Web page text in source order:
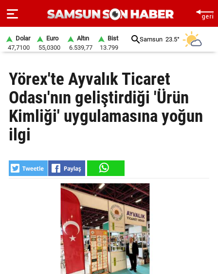
SAYFA
SAMSUN
HABER
SAMSUNSPOR
SİYASET
Dolar
47,7100
Euro
55,0300
Altın
6.539,77
Bist
13.799
Samsun 23.5°
Yörex'te Ayvalık Ticaret
Odası'nın geliştirdiği 'Ürün
Kimliği' uygulamasına yoğun
ilgi